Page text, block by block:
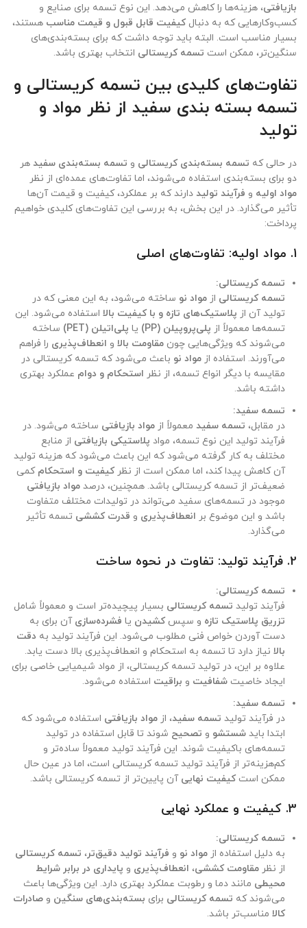
بازیافتی، هزینه‌ها را کاهش می‌دهد. این نوع تسمه برای صنایع و
کسب‌وکارهایی که به دنبالکیفیت قابل قبول و قیمت مناسب هستند،
بسیار مناسب است. البته باید توجه داشت که برای بسته‌بندی‌های
سنگین‌تر، ممکن است تسمه کریستالی انتخاب بهتری باشد.
تفاوت‌های کلیدی بین تسمه کریستالی و
تسمه بسته بندی سفید از نظر مواد و
تولید
در حالی که تسمه بسته‌بندی کریستالی و تسمه بسته‌بندی سفید هر
دو برای بسته‌بندی استفاده می‌شوند، اما تفاوت‌های عمده‌ای از نظر
مواد اولیه و فرآیند تولید دارند که بر عملکرد، کیفیت و قیمت آن‌ها
تأثیر می‌گذارد. در این بخش، به بررسی این تفاوت‌های کلیدی خواهیم
پرداخت:
1. مواد اولیه: تفاوت‌های اصلی
تسمه کریستالی:
تسمه کریستالی از مواد نو ساخته می‌شود، به این معنی که در
تولید آن از پلاستیک‌های تازه و با کیفیت بالا استفاده می‌شود. این
تسمه‌ها معمولاً از پلی‌پروپیلن (PP) یا پلی‌اتیلن (PET)
ساخته
می‌شوند که ویژگی‌هایی چون مقاومت بالا و انعطاف‌پذیری را فراهم
می‌آورند. استفاده از مواد نو باعث می‌شود که تسمه کریستالی در
مقایسه با دیگر انواع تسمه، از نظر استحکام و دوام عملکرد بهتری
داشته باشد.
تسمه سفید:
در مقابل، تسمه سفید معمولاً از مواد بازیافتی ساخته می‌شود. در
فرآیند تولید این نوع تسمه، مواد پلاستیکی بازیافتی از منابع
مختلف به کار گرفته می‌شود که این باعث می‌شود که هزینه تولید
آن کاهش پیدا کند، اما ممکن است از نظرکیفیت و استحکام کمی
ضعیف‌تر از تسمه کریستالی باشد. همچنین، درصد مواد بازیافتی
موجود در تسمه‌های سفید می‌تواند در تولیدات مختلف متفاوت
باشد و این موضوع بر انعطاف‌پذیری و قدرت کششی تسمه تأثیر
می‌گذارد.
2. فرآیند تولید: تفاوت در نحوه ساخت
تسمه کریستالی:
فرآیند تولید تسمه کریستالی بسیار پیچیده‌تر است و معمولاً شامل
تزریق پلاستیک تازه و سپسکشیدن یا فشرده‌سازی آن برای به
دست آوردن خواص فنی مطلوب می‌شود. این فرآیند تولید به دقت
بالا نیاز دارد تا تسمه به استحکام و انعطاف‌پذیری بالا دست یابد.
علاوه بر این، در تولید تسمه کریستالی، از مواد شیمیایی خاصی برای
ایجاد خاصیت شفافیت و براقیت استفاده می‌شود.
تسمه سفید:
در فرآیند تولید تسمه سفید، از مواد بازیافتی استفاده می‌شود که
ابتدا باید شستشو و تصحیح شوند تا قابل استفاده در تولید
تسمه‌های باکیفیت شوند. این فرآیند تولید معمولاً ساده‌تر و
کم‌هزینه‌تر از فرآیند تولید تسمه کریستالی است، اما در عین حال
ممکن استکیفیت نهایی آن پایین‌تر از تسمه کریستالی باشد.
3. کیفیت و عملکرد نهایی
تسمه کریستالی:
به دلیل استفاده از مواد نو و فرآیند تولید دقیق‌تر، تسمه کریستالی
از نظر مقاومت کششی، انعطاف‌پذیری و پایداری در برابر شرایط
محیطی مانند دما و رطوبت عملکرد بهتری دارد. این ویژگی‌ها باعث
می‌شوند که تسمه کریستالی برای بسته‌بندی‌های سنگین و صادرات
کالا مناسب‌تر باشد.